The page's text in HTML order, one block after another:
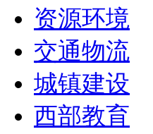
资源环境
交通物流
城镇建设
西部教育